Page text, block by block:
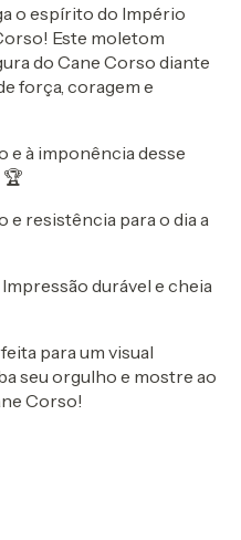
o espírito do Império
Este moletom
do Cane Corso diante
força, coragem e
e à imponência desse
🏆
resistência para o dia a
durável e cheia
para um visual
seu orgulho e mostre ao
Corso!